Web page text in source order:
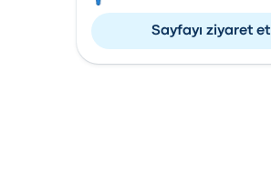
Sayfayı ziyaret et